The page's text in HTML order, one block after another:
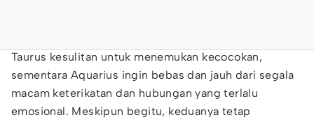
Taurus kesulitan untuk menemukan kecocokan,
sementara Aquarius ingin bebas dan jauh dari segala
macam keterikatan dan hubungan yang terlalu
emosional. Meskipun begitu, keduanya tetap